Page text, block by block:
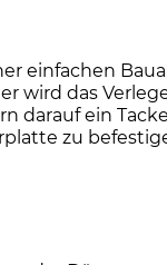
einfachen
wird das
darauf ein
zu